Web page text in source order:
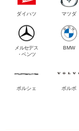
ダイハツ マツダ
メルセデス
・ベンツ
BMW
ポルシェ ボルボ